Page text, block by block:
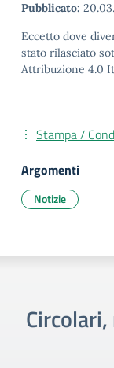
Pubblicato:
Eccetto dove
stato rilasciato
Attribuzione 4.0
Stampa /
Argomenti
Notizie